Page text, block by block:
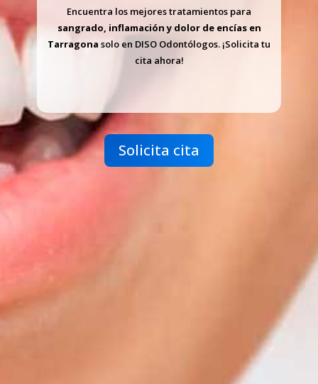
Encuentra los mejores tratamientos para
sangrado, inflamación y dolor de encías en
Tarragona solo en DISO Odontólogos. ¡Solicita tu
cita ahora!
Solicita cita